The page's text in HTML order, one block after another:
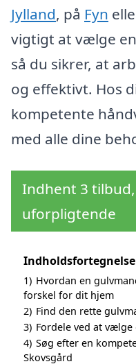
Jylland, på Fyn
vigtigt at vælge
så du sikrer, at
og effektivt. Hos
kompetente
med alle dine
Indhent 3
uforpligtende
Indholdsfortegnelse
1) Hvordan en
forskel for dit hjem
2) Find den rette
3) Fordele ved at
4) Søg efter en
Skovsgård